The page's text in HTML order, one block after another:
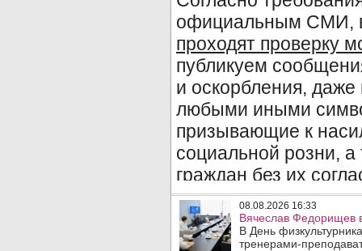
08.08.2026 16:33
Вячеслав Федорищев
В День
тренерами-